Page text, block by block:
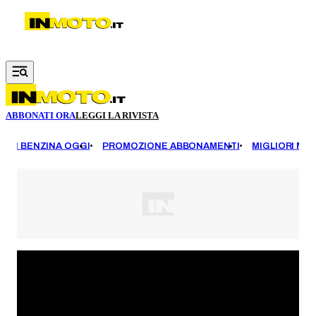
Vai al contenuto principale
ABBONATI ORALEGGI LA RIVISTA
BENZINA OGGI PROMOZIONE ABBONAMENTI MIGLIORI